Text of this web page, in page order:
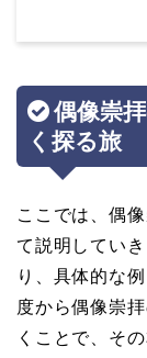
偶像崇
く探る旅
ここでは、偶
て説明してい
り、具体的な
度から偶像崇
くことで、そ